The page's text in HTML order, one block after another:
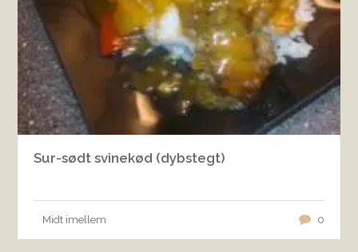
Sur-sødt svinekød (dybstegt)
Midt imellem 0